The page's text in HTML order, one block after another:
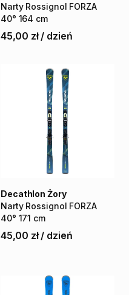
Narty Rossignol FORZA
40° 164 cm
45,00 zł / dzień
Narty Rossignol FORZA
40° 171 cm
Decathlon Żory
45,00 zł / dzień